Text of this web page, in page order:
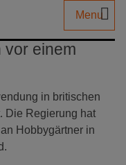
Menu
vor einem
in britischen
Die Regierung hat
Hobbygärtner in